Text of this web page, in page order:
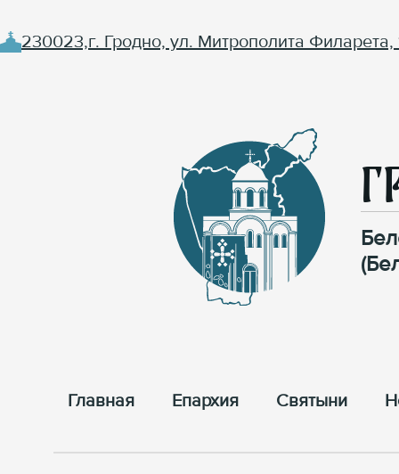
230023,г. Гродно, ул. Митрополита Филарета,
Главная Епархия Cвятыни